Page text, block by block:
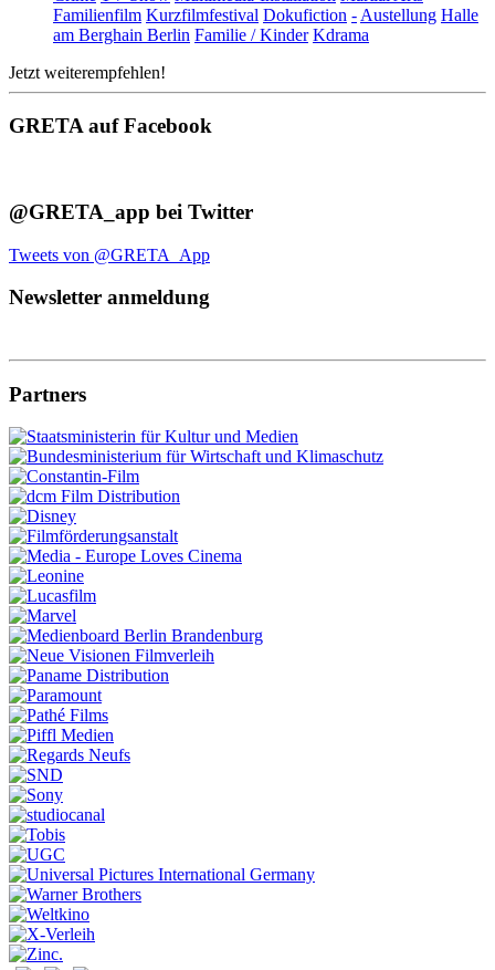
Familienfilm Kurzfilmfestival Dokufiction - Austellung Halle
am Berghain Berlin Familie / Kinder Kdrama
Jetzt weiterempfehlen!
GRETA auf Facebook
@GRETA_app bei Twitter
Tweets von @GRETA_App
Newsletter anmeldung
Partners